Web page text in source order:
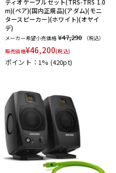
ディオケーブルセット(TRS-TRS 1.0
m)(ペア)(国内正規品)(アダム)(モニ
タースピーカー)(ホワイト)(オヤイ
デ)
メーカー希望小売価格 ¥47,290
（税込）
販売価格¥46,200(税込)
ポイント：1% (420pt)